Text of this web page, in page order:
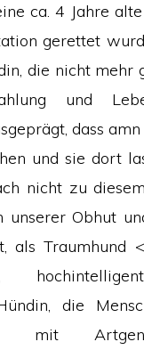
ca. 4 Jahre
gerettet
die nicht mehr
und
dass
und sie dort
nicht zu
unserer Obhut
als Traumhund
die
mit